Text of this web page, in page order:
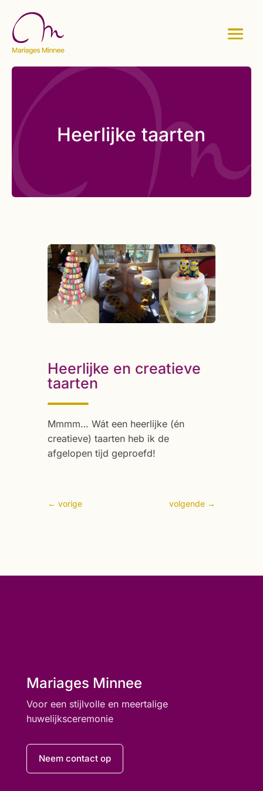
Heerlijke taarten
Heerlijke en creatieve
taarten
Mmmm… Wát een heerlijke (én
creatieve) taarten heb ik de
afgelopen tijd geproefd!
← vorige volgende →
Mariages Minnee
Voor een stijlvolle en meertalige
huwelijksceremonie
Neem contact op